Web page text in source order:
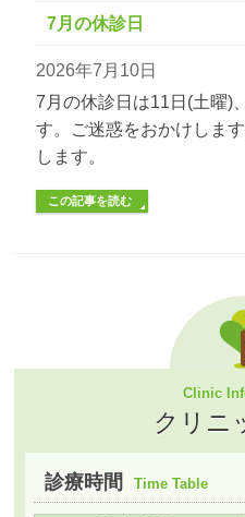
7月の休診日
2026年7月10日
7月の休診日は11日(土曜)
す。ご迷惑をおかけしま
します。
この記事を読む
Clinic
クリニ
診療時間 Time Table